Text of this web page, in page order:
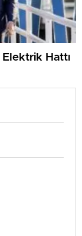
Elektrik Hattı